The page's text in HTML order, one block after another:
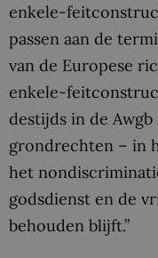
enkele-
passen aan de
van de Europese
enkele-
destijds in de Awgb
grondrechten – in
het
godsdienst en de
behouden blijft.”